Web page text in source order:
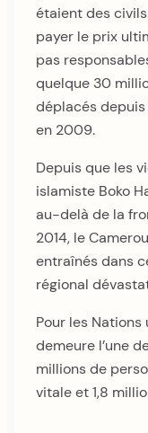
étaient des
payer le prix
pas
quelque 30
déplacés
en 2009.
Depuis que les
islamiste Boko
au-delà de la
2014, le
entraînés dans
régional
Pour les
demeure l’une
millions de
vitale et 1,8